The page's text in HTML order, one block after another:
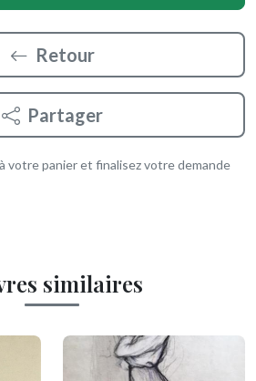
Retour
Partager
panier et finalisez votre demande
similaires